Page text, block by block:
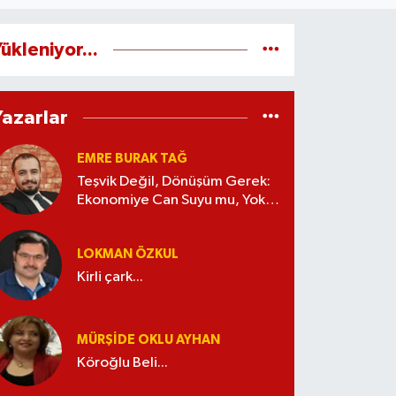
EMRE BURAK TAĞ
Teşvik Değil, Dönüşüm Gerek:
Ekonomiye Can Suyu mu, Yoksa
LOKMAN ÖZKUL
Kirli çark...
MÜRŞIDE OKLU AYHAN
Köroğlu Beli...